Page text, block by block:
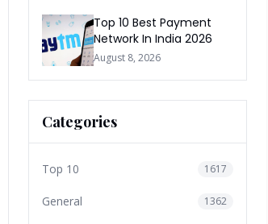
Top 10 Best Payment
Network In India 2026
August 8, 2026
Categories
Top 10 1617
General 1362